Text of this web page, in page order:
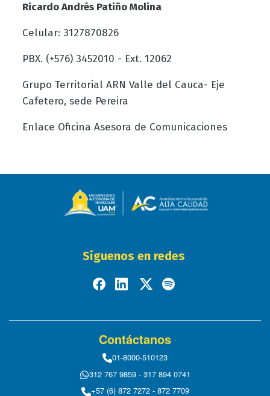
Ricardo Andrés Patiño Molina
Celular: 3127870826
PBX. (+576) 3452010 - Ext. 12062
Grupo Territorial ARN Valle del Cauca- Eje
Cafetero, sede Pereira
Enlace Oficina Asesora de Comunicaciones
Síguenos en redes
Contáctanos
01-8000-510123
312 767 9859 - 317 894 0741
+57 (6) 872 7272 - 872 7709